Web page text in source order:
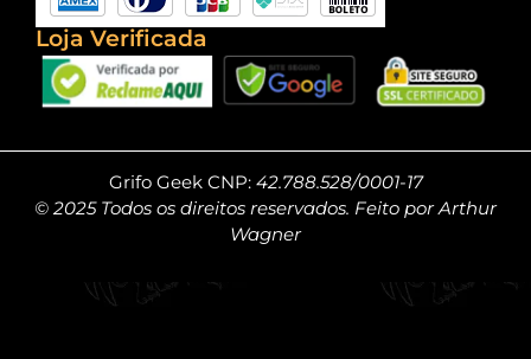
Loja Verificada
Grifo Geek CNP: 42.788.528/0001-17
© 2025 Todos os direitos reservados. Feito por Arthur
Wagner